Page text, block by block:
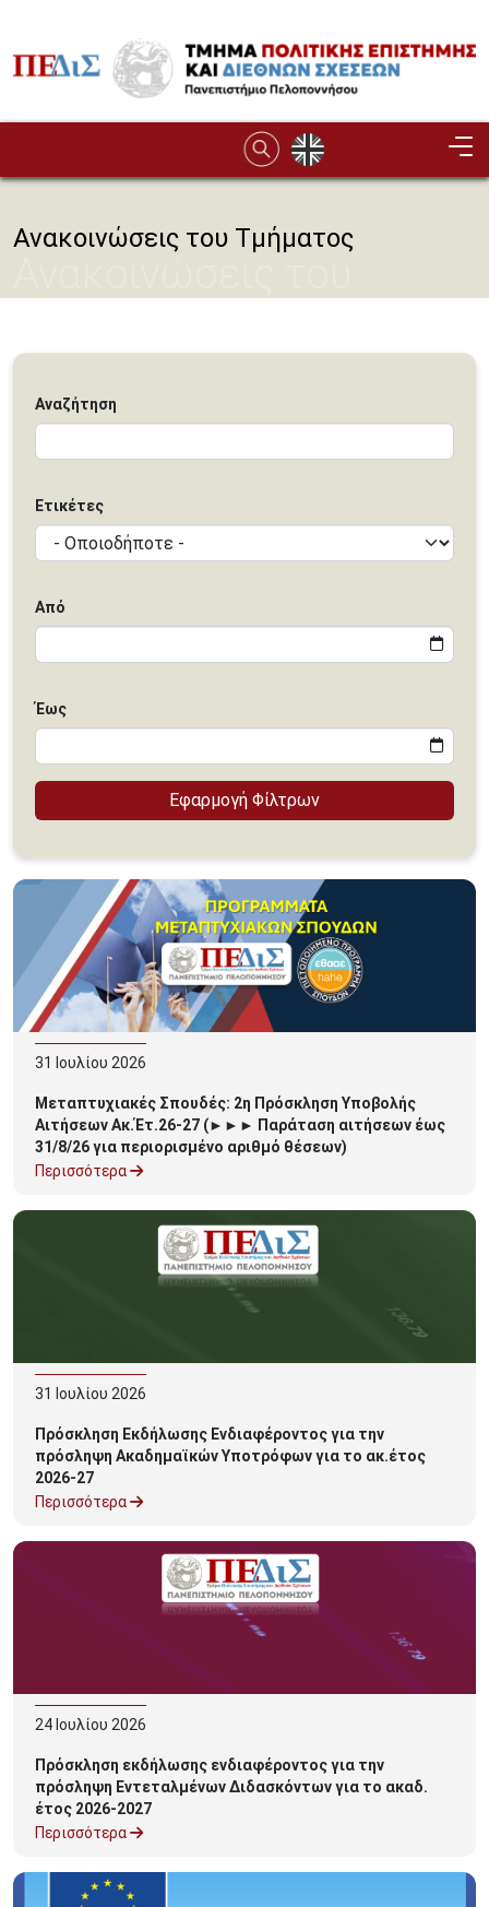
Ανακοινώσεις του Τμήματος
Αναζήτηση
Ετικέτες
Από
Έως
31 Ιουλίου 2026
Μεταπτυχιακές Σπουδές: 2η Πρόσκληση Υποβολής
Αιτήσεων Ακ.Έτ.26-27 (►►► Παράταση αιτήσεων έως
31/8/26 για περιορισμένο αριθμό θέσεων)
Περισσότερα
31 Ιουλίου 2026
Πρόσκληση Εκδήλωσης Ενδιαφέροντος για την
πρόσληψη Ακαδημαϊκών Υποτρόφων για το ακ.έτος
2026-27
Περισσότερα
24 Ιουλίου 2026
Πρόσκληση εκδήλωσης ενδιαφέροντος για την
πρόσληψη Εντεταλμένων Διδασκόντων για το ακαδ.
έτος 2026-2027
Περισσότερα